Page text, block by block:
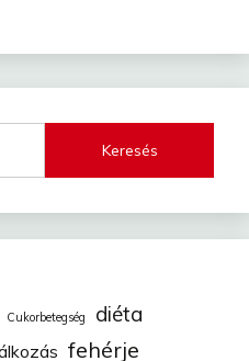
Keresés
Cukorbetegség diéta
fehérje